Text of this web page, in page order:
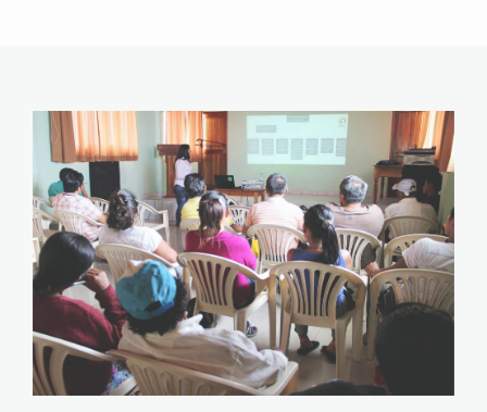
Taller en Nauta día
2_SPDA